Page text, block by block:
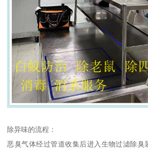
除异味的流程：
恶臭气体经过管道收集后进入生物过滤除臭